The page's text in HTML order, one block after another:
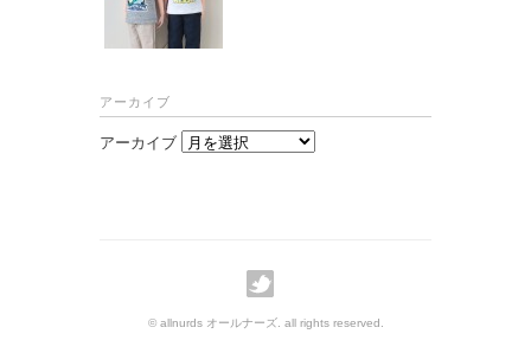
アーカイブ
アーカイブ
© allnurds オールナーズ. all rights reserved.